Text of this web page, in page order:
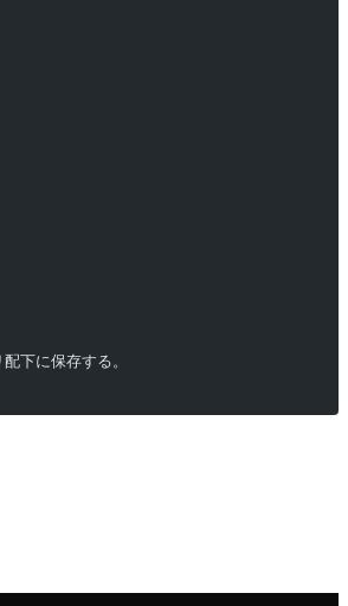
下に保存する。